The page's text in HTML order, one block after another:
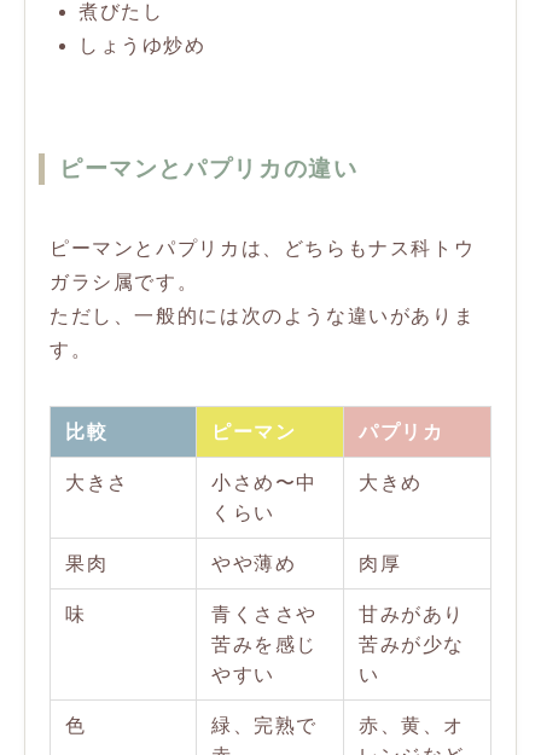
煮びたし
しょうゆ炒め
ピーマンとパプリカの違い
ピーマンとパプリカは、どちらもナス科トウ
ガラシ属です。
ただし、一般的には次のような違いがありま
す。
比較 ピーマン パプリカ
大きさ
小さめ〜中
くらい
大きめ
果肉 やや薄め 肉厚
味
青くささや
苦みを感じ
やすい
甘みがあり
苦みが少な
い
色
緑、完熟で
赤、黄、オ